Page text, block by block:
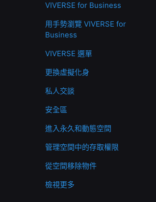
VIVERSE for Business
用手勢瀏覽 VIVERSE for
Business
VIVERSE 選單
更換虛擬化身
私人交談
安全區
進入永久和動態空間
管理空間中的存取權限
從空間移除物件
檢視更多